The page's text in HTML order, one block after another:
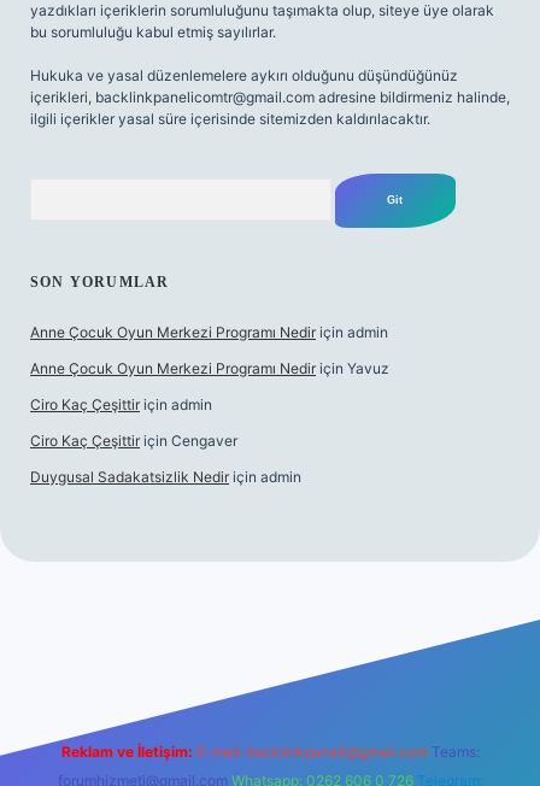
yazdıkları içeriklerin sorumluluğunu taşımakta olup, siteye üye olarak
bu sorumluluğu kabul etmiş sayılırlar.
Hukuka ve yasal düzenlemelere aykırı olduğunu düşündüğünüz
içerikleri, backlinkpanelicomtr@gmail.com adresine bildirmeniz halinde,
ilgili içerikler yasal süre içerisinde sitemizden kaldırılacaktır.
SON YORUMLAR
Anne Çocuk Oyun Merkezi Programı Nedir için admin
Anne Çocuk Oyun Merkezi Programı Nedir için Yavuz
Ciro Kaç Çeşittir için admin
Ciro Kaç Çeşittir için Cengaver
Duygusal Sadakatsizlik Nedir için admin
elexbetgiris.org
Reklam ve İletişim: E-mail: backlinkpaneli@gmail.com Teams:
forumhizmeti@gmail.com Whatsapp: 0262 606 0 726 Telegram: